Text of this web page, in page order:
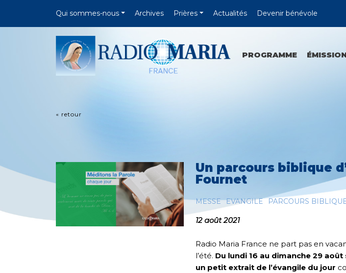
Qui sommes-nous Archives Prières Actualités Devenir bénévole
PROGRAMME
« retour
Un parcours biblique
Fournet
MESSE EVANGILE PARCOURS
12 août 2021
Radio Maria France ne part pas en
l’été. Du lundi 16 au dimanche 29
un petit extrait de l’évangile du jour